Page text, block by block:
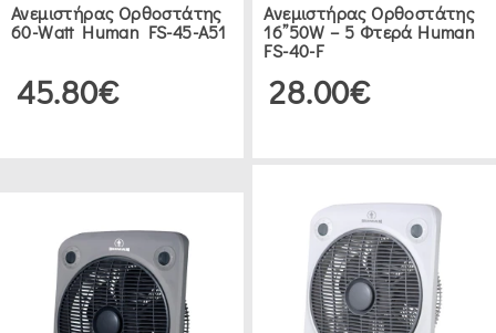
Ανεμιστήρας Ορθοστάτης
60-Watt Human FS-45-A51
45.80€
Ανεμιστήρας Ορθοστάτης
16”50W – 5 Φτερά Human
FS-40-F
28.00€